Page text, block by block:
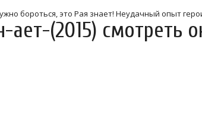
бороться, это Рая знает! Неудачный опыт
ает-(2015) смотреть